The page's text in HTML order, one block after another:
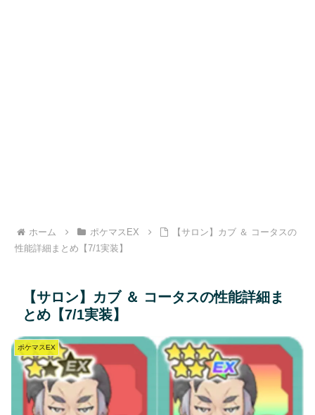
ホーム ポケマスEX
【サロン】カブ ＆ コータスの
性能詳細まとめ【7/1実装】
【サロン】カブ ＆ コータスの性能詳細ま
とめ【7/1実装】
ポケマスEX